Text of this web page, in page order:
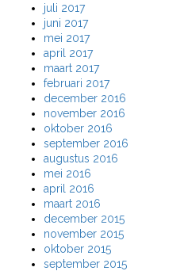
juli 2017
juni 2017
mei 2017
april 2017
maart 2017
februari 2017
december 2016
november 2016
oktober 2016
september 2016
augustus 2016
mei 2016
april 2016
maart 2016
december 2015
november 2015
oktober 2015
september 2015